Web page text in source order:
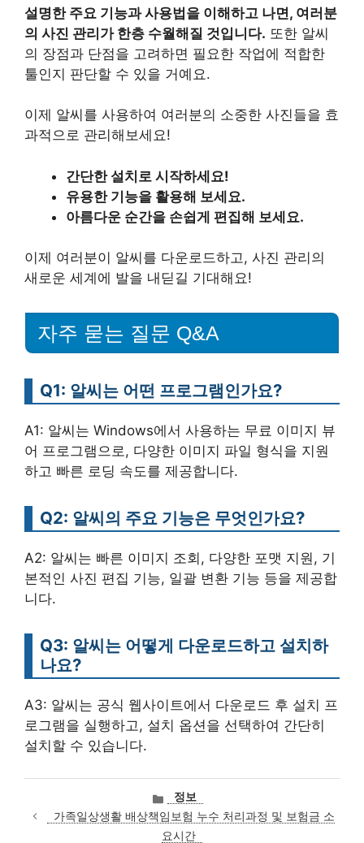
설명한 주요 기능과 사용법을 이해하고 나면, 여러분
의 사진 관리가 한층 수월해질 것입니다. 또한 알씨
의 장점과 단점을 고려하면 필요한 작업에 적합한
툴인지 판단할 수 있을 거예요.
이제 알씨를 사용하여 여러분의 소중한 사진들을 효
과적으로 관리해보세요!
간단한 설치로 시작하세요!
유용한 기능을 활용해 보세요.
아름다운 순간을 손쉽게 편집해 보세요.
이제 여러분이 알씨를 다운로드하고, 사진 관리의
새로운 세계에 발을 내딛길 기대해요!
자주 묻는 질문 Q&A
Q1: 알씨는 어떤 프로그램인가요?
A1: 알씨는 Windows에서 사용하는 무료 이미지 뷰
어 프로그램으로, 다양한 이미지 파일 형식을 지원
하고 빠른 로딩 속도를 제공합니다.
Q2: 알씨의 주요 기능은 무엇인가요?
A2: 알씨는 빠른 이미지 조회, 다양한 포맷 지원, 기
본적인 사진 편집 기능, 일괄 변환 기능 등을 제공합
니다.
Q3: 알씨는 어떻게 다운로드하고 설치하
나요?
A3: 알씨는 공식 웹사이트에서 다운로드 후 설치 프
로그램을 실행하고, 설치 옵션을 선택하여 간단히
설치할 수 있습니다.
카
테
고
정보
가족일상생활 배상책임보험 누수 처리과정 및 보험금 소
요시간